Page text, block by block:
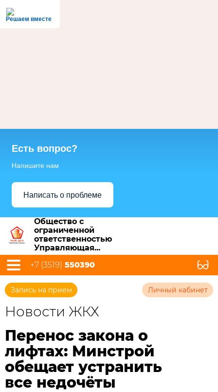
Решаем вместе
Есть вопрос?
Напишите нам
Написать о проблеме
Общество с
ограниченной
ответственностью
Управляющая...
+7 (3519) 550390
Запись на прием Личный кабинет
Новости ЖКХ
Перенос закона о
лифтах: Минстрой
обещает устранить
все недочёты